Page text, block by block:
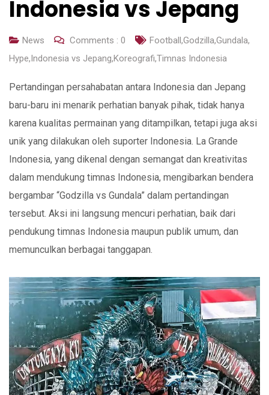
Indonesia vs Jepang
News Comments : 0 Football ,Godzilla,Gundala,
Hype, Indonesia vs Jepang,Koreografi,Timnas Indonesia
Pertandingan persahabatan antara Indonesia dan Jepang
baru-baru ini menarik perhatian banyak pihak, tidak hanya
karena kualitas permainan yang ditampilkan, tetapi juga aksi
unik yang dilakukan oleh suporter Indonesia. La Grande
Indonesia, yang dikenal dengan semangat dan kreativitas
dalam mendukung timnas Indonesia, mengibarkan bendera
bergambar “Godzilla vs Gundala” dalam pertandingan
tersebut. Aksi ini langsung mencuri perhatian, baik dari
pendukung timnas Indonesia maupun publik umum, dan
memunculkan berbagai tanggapan.